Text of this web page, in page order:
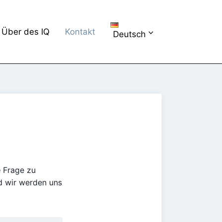
Über des IQ Kontakt Deutsch
Frage zu
wir werden uns